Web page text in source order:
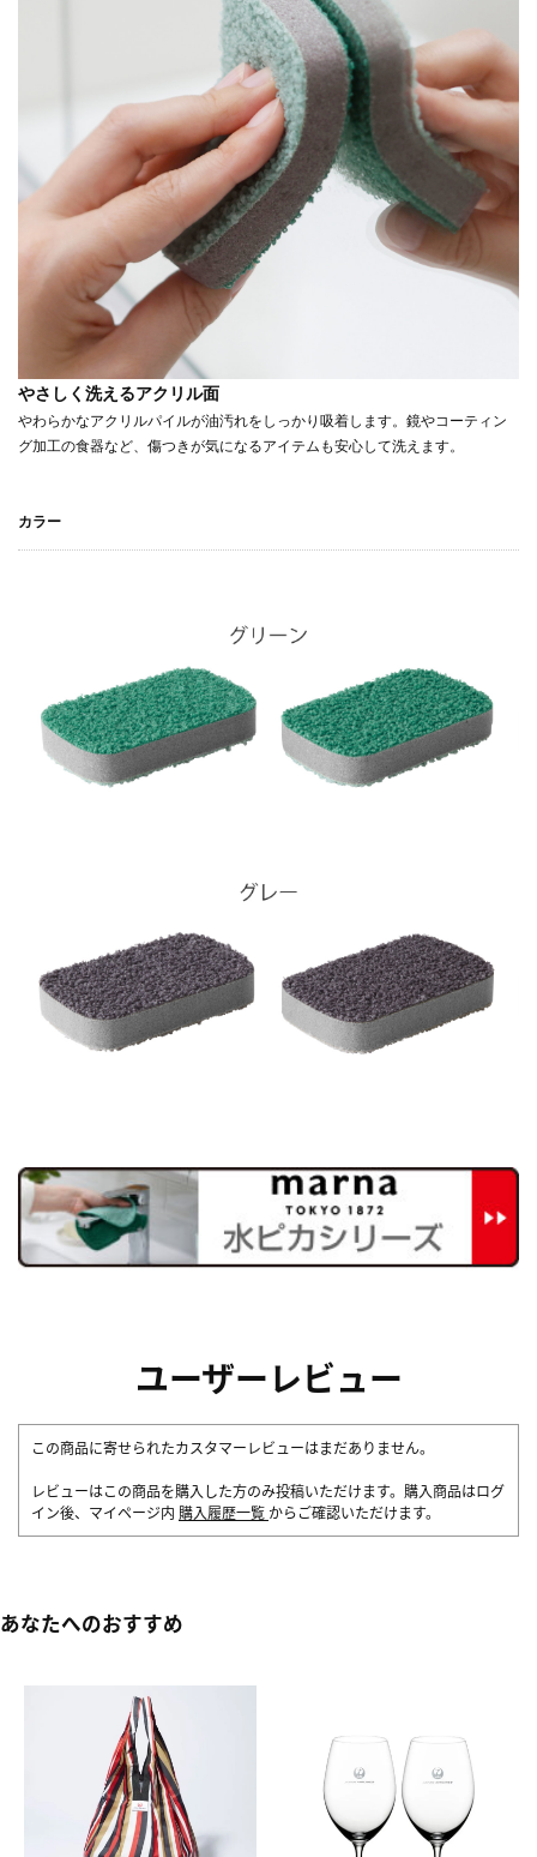
やさしく洗えるアクリル面
やわらかなアクリルパイルが油汚れをしっかり吸着します。鏡やコーティン
グ加工の食器など、傷つきが気になるアイテムも安心して洗えます。
カラー
ユーザーレビュー
この商品に寄せられたカスタマーレビューはまだありません。
レビューはこの商品を購入した方のみ投稿いただけます。購入商品はログ
イン後、マイページ内 購入履歴一覧 からご確認いただけます。
あなたへのおすすめ